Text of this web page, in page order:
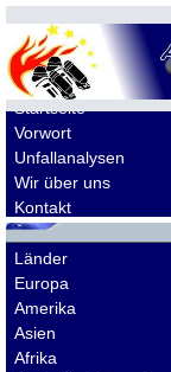
Startseite
Vorwort
Unfallanalysen
Wir über uns
Kontakt
Länder
Europa
Amerika
Asien
Afrika